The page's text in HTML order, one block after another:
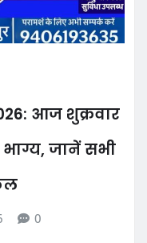
आज शुक्रवार
जानें सभी
0